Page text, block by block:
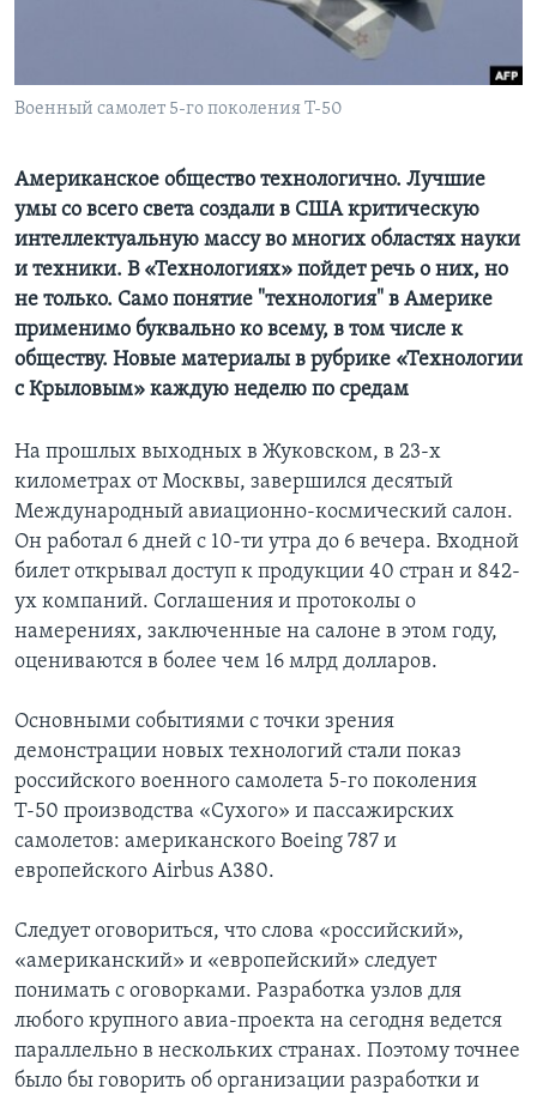
СОЦИАЛЬНЫЕ СЕТИ
Языки
Военный самолет 5-го поколения Т-50
Американское общество технологично. Лучшие
умы со всего света создали в США критическую
интеллектуальную массу во многих областях науки
и техники. В «Технологиях» пойдет речь о них, но
не только. Само понятие "технология" в Америке
применимо буквально ко всему, в том числе к
обществу. Новые материалы в рубрике «Технологии
с Крыловым» каждую неделю по средам
На прошлых выходных в Жуковском, в 23-х
километрах от Москвы, завершился десятый
Международный авиационно-космический салон.
Он работал 6 дней с 10-ти утра до 6 вечера. Входной
билет открывал доступ к продукции 40 стран и 842-
ух компаний. Соглашения и протоколы о
намерениях, заключенные на салоне в этом году,
оцениваются в более чем 16 млрд долларов.
Основными событиями с точки зрения
демонстрации новых технологий стали показ
российского военного самолета 5-го поколения
Т-50 производства «Сухого» и пассажирских
самолетов: американского Boeing 787 и
европейского Airbus A380.
Следует оговориться, что слова «российский»,
«американский» и «европейский» следует
понимать с оговорками. Разработка узлов для
любого крупного авиа-проекта на сегодня ведется
параллельно в нескольких странах. Поэтому точнее
было бы говорить об организации разработки и